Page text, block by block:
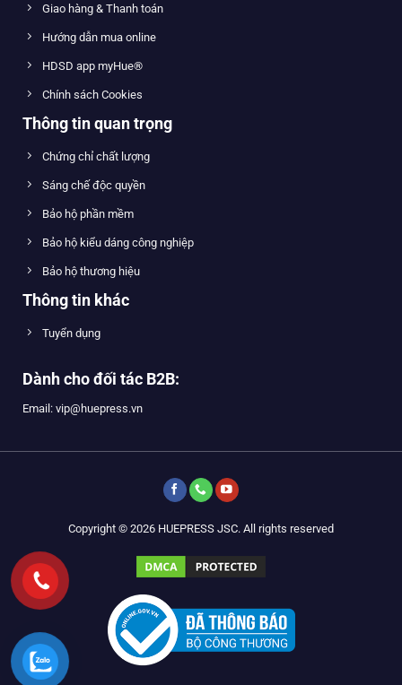
Giao hàng & Thanh toán
Hướng dẫn mua online
HDSD app myHue®
Chính sách Cookies
Thông tin quan trọng
Chứng chỉ chất lượng
Sáng chế độc quyền
Bảo hộ phần mềm
Bảo hộ kiểu dáng công nghiệp
Bảo hộ thương hiệu
Thông tin khác
Tuyển dụng
Dành cho đối tác B2B:
Email: vip@huepress.vn
Copyright © 2026 HUEPRESS JSC. All rights reserved